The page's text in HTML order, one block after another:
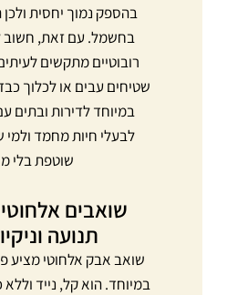
בהספק נמוך יחסית ולכן
בחשמל. עם זאת, חשוב
רובוטיים מתקשים
שטיחים עבים או לכלוך
במיוחד לדירות ובתים
לבעלי חיות מחמד
שוטפת בלי
שואבים
תנועה
שואב אבק אלחוטי מציע
במיוחד. הוא קל, נייד